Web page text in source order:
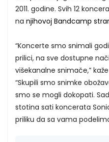
2011. godine. Svih 12
na njihovoj Bandcamp
“Koncerte smo snimali
prilici, na sve dostupne
višekanalne snimače,” kaže
“Skupili smo snimke
smo se mogli dokopati.
stotina sati koncerata
priliku da sa vama